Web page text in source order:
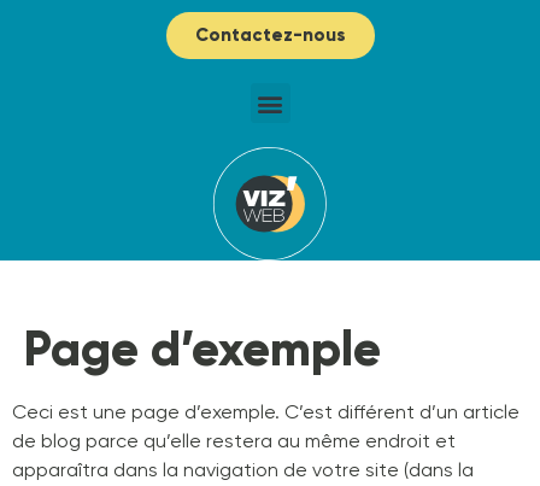
Contactez-nous
Page d’exemple
Ceci est une page d’exemple. C’est différent d’un article
de blog parce qu’elle restera au même endroit et
apparaîtra dans la navigation de votre site (dans la